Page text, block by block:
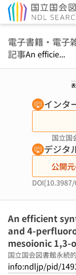
電子書籍・電子
記事An efficie...
インタ
国立国
デジタ
公開
An efficient
and 4-
mesoionic
国立国会図書館永続
info:ndljp/pid/